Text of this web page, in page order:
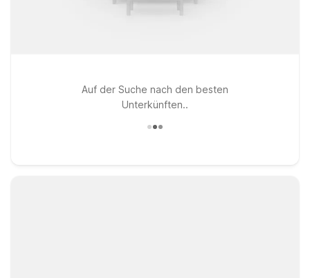
Auf der Suche nach den besten
Unterkünften..